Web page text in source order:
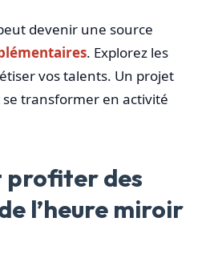
devenir une source
. Explorez les
vos talents. Un projet
transformer en activité
profiter des
l’heure miroir